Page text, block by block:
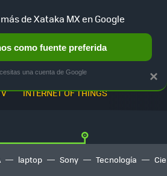
INTERNET OF THINGS
laptop Sony Tecnología
×
de Xataka MX en Google
como fuente preferida
una cuenta de Google